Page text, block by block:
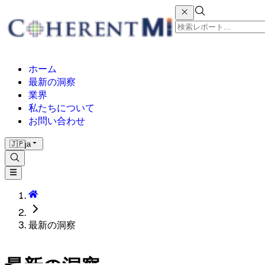
ホーム
最新の洞察
業界
私たちについて
お問い合わせ
🇯🇵ja
最新の洞察